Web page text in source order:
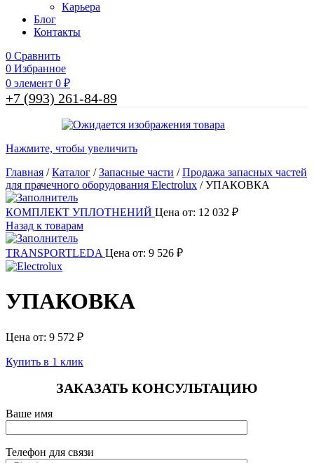
Карьера
Блог
Контакты
0 Сравнить
0 Избранное
0 элемент 0 ₽
+7 (993) 261-84-89
Нажмите, чтобы увеличить
Главная /Каталог /Запасные части /Продажа запасных частей
для прачечного оборудования Electrolux /УПАКОВКА
КОМПЛЕКТ УПЛОТНЕНИЙ Цена от: 12 032 ₽
Назад к товарам
TRANSPORTLЕDA Цена от: 9 526 ₽
УПАКОВКА
Цена от: 9 572 ₽
Купить в 1 клик
ЗАКАЗАТЬ КОНСУЛЬТАЦИЮ
Ваше имя
Телефон для связи